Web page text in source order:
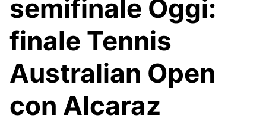
semifinale Oggi:
finale Tennis
Australian Open
con Alcaraz